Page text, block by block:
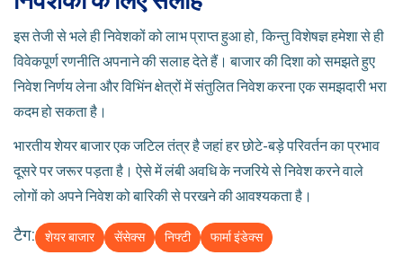
इस तेजी से भले ही निवेशकों को लाभ प्राप्त हुआ हो, किन्तु विशेषज्ञ हमेशा से ही
विवेकपूर्ण रणनीति अपनाने की सलाह देते हैं। बाजार की दिशा को समझते हुए
निवेश निर्णय लेना और विभिंन क्षेत्रों में संतुलित निवेश करना एक समझदारी भरा
कदम हो सकता है।
भारतीय शेयर बाजार एक जटिल तंत्र है जहां हर छोटे-बड़े परिवर्तन का प्रभाव
दूसरे पर जरूर पड़ता है। ऐसे में लंबी अवधि के नजरिये से निवेश करने वाले
लोगों को अपने निवेश को बारिकी से परखने की आवश्यकता है।
टैग: शेयर बाजार सेंसेक्स निफ्टी फार्मा इंडेक्स